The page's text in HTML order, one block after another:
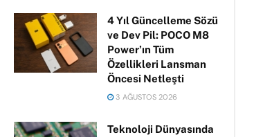
4 Yıl Güncelleme Sözü
ve Dev Pil: POCO M8
Power’ın Tüm
Özellikleri Lansman
Öncesi Netleşti
3 AĞUSTOS 2026
Teknoloji Dünyasında